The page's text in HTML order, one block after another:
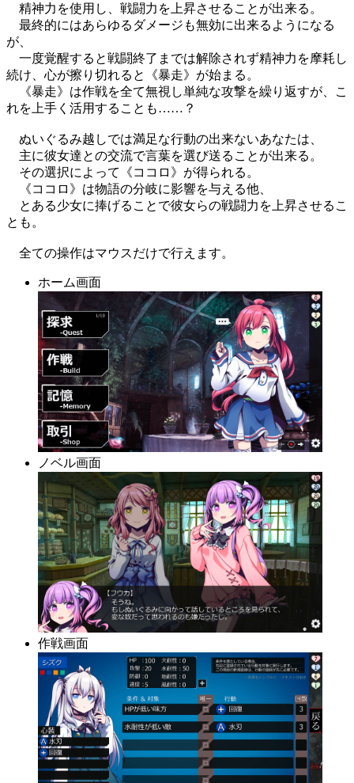
精神力を使用し、戦闘力を上昇させることが出来る。
最終的にはあらゆるダメージも無効に出来るようになる
が、
一度覚醒すると戦闘終了までは解除されず精神力を摩耗し
続け、心が擦り切れると《暴走》が始まる。
《暴走》は作戦を全て無視し単純な攻撃を繰り返すが、こ
れを上手く活用することも……？
ぬいぐるみ越しでは満足な行動の出来ないあなたは、
主に彼女達との交流で言葉を選び送ることが出来る。
その選択によって《ココロ》が得られる。
《ココロ》は物語の分岐に影響を与える他、
とある少女に捧げることで彼女らの戦闘力を上昇させるこ
とも。
全ての操作はマウスだけで行えます。
ホーム画面
ノベル画面
作戦画面